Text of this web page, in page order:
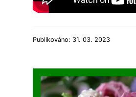
Publikováno: 31. 03. 2023